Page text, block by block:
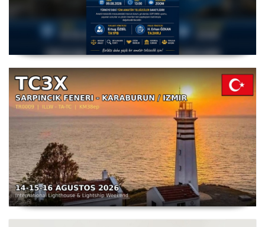
Amatör Telsizcilik Mevzuat Çalışması
TC3X - Sarpıncık Feneri'nden ILLW'de Aktif Olacak - 14-